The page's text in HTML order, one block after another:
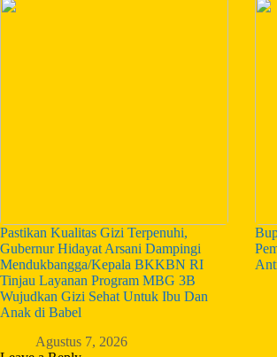
Pastikan Kualitas Gizi Terpenuhi,
Gubernur Hidayat Arsani Dampingi
Mendukbangga/Kepala BKKBN RI
Tinjau Layanan Program MBG 3B
Wujudkan Gizi Sehat Untuk Ibu Dan
Anak di Babel
Agustus 7, 2026